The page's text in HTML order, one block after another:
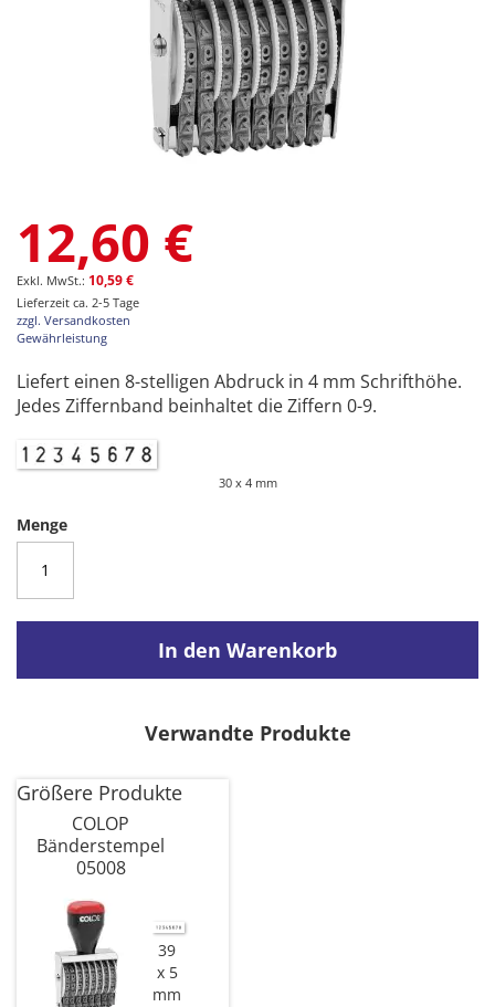
Anfang
der
Bildgalerie
springen
12,60 €
10,59 €
Lieferzeit ca. 2-5 Tage
zzgl. Versandkosten
Gewährleistung
Liefert einen 8-stelligen Abdruck in 4 mm Schrifthöhe.
Jedes Ziffernband beinhaltet die Ziffern 0-9.
30 x 4 mm
Menge
In den Warenkorb
Verwandte Produkte
Größere Produkte
COLOP
Bänderstempel
05008
39
x 5
mm